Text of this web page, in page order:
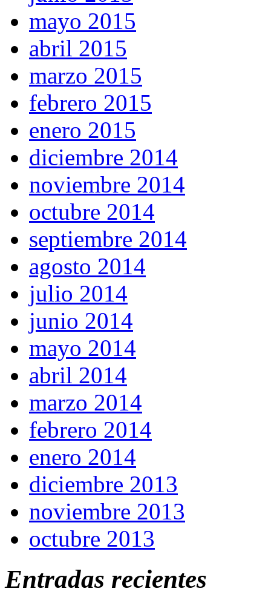
mayo 2015
abril 2015
marzo 2015
febrero 2015
enero 2015
diciembre 2014
noviembre 2014
octubre 2014
septiembre 2014
agosto 2014
julio 2014
junio 2014
mayo 2014
abril 2014
marzo 2014
febrero 2014
enero 2014
diciembre 2013
noviembre 2013
octubre 2013
Entradas recientes